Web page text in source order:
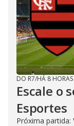
DO R7/HÁ 8 HORAS
Escale o
Esportes
Próxima partida: